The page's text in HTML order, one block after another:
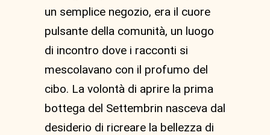
un semplice negozio, era il cuore
pulsante della comunità, un luogo
di incontro dove i racconti si
mescolavano con il profumo del
cibo. La volontà di aprire la prima
bottega del Settembrin nasceva dal
desiderio di ricreare la bellezza di